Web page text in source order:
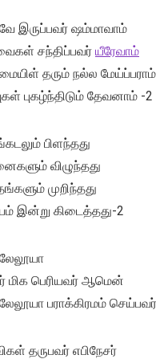
இருப்பவர் ஷம்மாவாம்
சந்திப்பவர் யீரேவாம்
தரும் நல்ல மேய்ப்பராம்
புகழ்ந்திடும் தேவனாம்
பிளந்தது
விழுந்தது
முறிந்தது
இன்று கிடைத்தது-2
மிக பெரியவர் ஆமென்
பராக்கிரமம்
தருபவர் எபிநேசர்